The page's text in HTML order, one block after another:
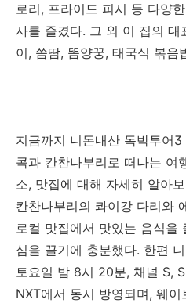
로리, 프라이드 피시 등 다양
사를 즐겼다. 그 외 이 집의 대
이, 쏨땀, 똠양꿍, 태국식 볶음
지금까지 니돈내산 독박투어
콕과 칸찬나부리로 떠나는 여
소, 맛집에 대해 자세히 알아
칸찬나부리의 콰이강 다리와
로컬 맛집에서 맛있는 음식을
심을 끌기에 충분했다. 한편
토요일 밤 8시 20분, 채널 S,
NXT에서 동시 방영되며, 웨